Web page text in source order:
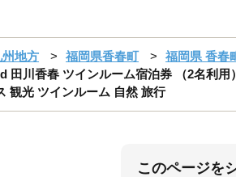
州地方 福岡県香春町
福岡県 香春
田川香春 ツインルーム宿泊券 （2名利
観光 ツインルーム 自然 旅行
このページを